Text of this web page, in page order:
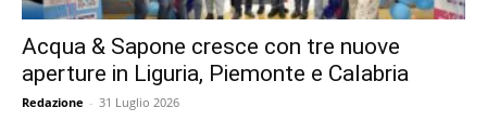
Acqua & Sapone cresce con tre nuove
aperture in Liguria, Piemonte e Calabria
Redazione - 31 Luglio 2026